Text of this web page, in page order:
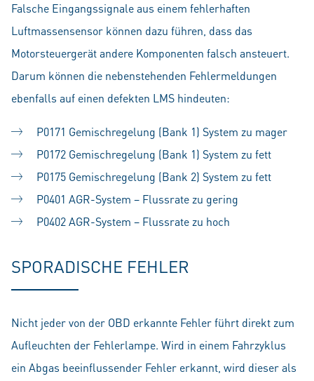
Falsche Eingangssignale aus einem fehlerhaften
Luftmassensensor können dazu führen, dass das
Motorsteuergerät andere Komponenten falsch ansteuert.
Darum können die nebenstehenden Fehlermeldungen
ebenfalls auf einen defekten LMS hindeuten:
P0171 Gemischregelung (Bank 1) System zu mager
P0172 Gemischregelung (Bank 1) System zu fett
P0175 Gemischregelung (Bank 2) System zu fett
P0401 AGR-System – Flussrate zu gering
P0402 AGR-System – Flussrate zu hoch
SPORADISCHE FEHLER
Nicht jeder von der OBD erkannte Fehler führt direkt zum
Aufleuchten der Fehlerlampe. Wird in einem Fahrzyklus
ein Abgas beeinflussender Fehler erkannt, wird dieser als